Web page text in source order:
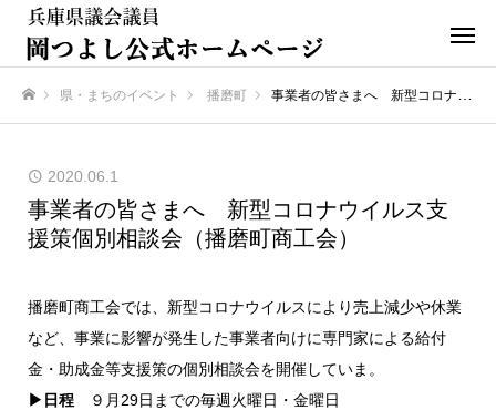
県・まちのイベント 播磨町 事業者の皆さまへ 新型コロナウイルス支援策個別相談会（播磨町商工会）
2020.06.1
事業者の皆さまへ 新型コロナウイルス支
援策個別相談会（播磨町商工会）
播磨町商工会では、新型コロナウイルスにより売上減少や休業
など、事業に影響が発生した事業者向けに専門家による給付
金・助成金等支援策の個別相談会を開催していま。
▶︎日程 ９月29日までの毎週火曜日・金曜日